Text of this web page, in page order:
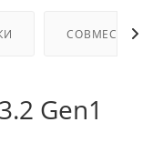
Gen1